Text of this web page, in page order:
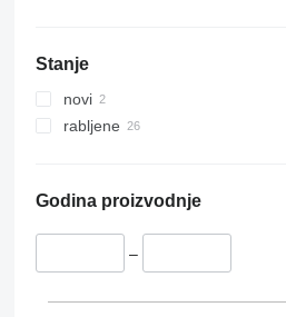
Stanje
novi
rabljene
Godina proizvodnje
–